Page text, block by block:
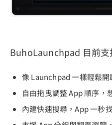
BuhoLaunchpad 目前支
像 Launchpad 一樣輕鬆開
自由拖曳調整 App 順序，
內建快速搜尋，App 一秒